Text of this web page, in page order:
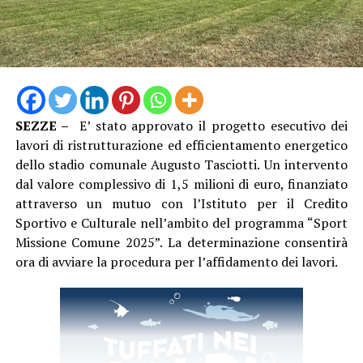
“Vestire la maglia azzurra e conquistare il pass per un
Campionato Europeo è un sogno che diventa realtà, un
coronamento incredibile per il lavoro svolto ogni
singolo giorno in palestra dal nostro staff e dalla nostra
atleta – dichiara il Presidente Ing. Riccardo Palumbo –
In un periodo in cui la cronaca locale ci riserva spesso
notizie ed eventi complessi, abbiamo il dovere e
l’orgoglio di raccontare l’altra faccia di Aprilia: quella
fatta di talento, sacrifici, bellezza e grandi vittorie.
Questo traguardo dimostra di cosa sono capaci i nostri
giovani quando vengono sostenuti con competenza e
SEZZE –
E’ stato approvato il progetto esecutivo dei
lavori di ristrutturazione ed efficientamento energetico
dello stadio comunale Augusto Tasciotti. Un intervento
dal valore complessivo di 1,5 milioni di euro, finanziato
attraverso un mutuo con l’Istituto per il Credito
Sportivo e Culturale nell’ambito del programma “Sport
Missione Comune 2025”. La determinazione consentirà
ora di avviare la procedura per l’affidamento dei lavori.